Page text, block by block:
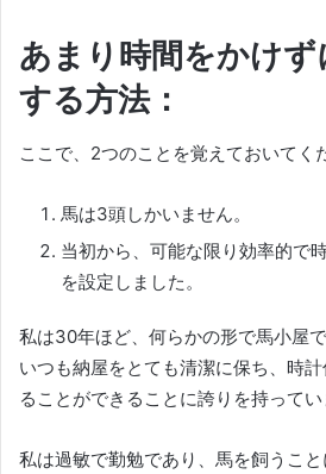
あまり時間をかけず
する方法：
ここで、2つのことを覚えておいてく
馬は3頭しかいません。
当初から、可能な限り効率的で
を設定しました。
私は30年ほど、何らかの形で馬小屋で
いつも納屋をとても清潔に保ち、時
ることができることに誇りを持ってい
私は過敏で勤勉であり、馬を飼うこ